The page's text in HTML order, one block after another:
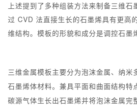
上述提到了多种组装方法来制备三维
过 CVD 法直接生长的石墨烯具有更高
维结构。模板的形貌和成分是调控石墨
三维金属模板主要分为泡沫金属、纳
石墨烯体材料。兼具平面和曲面结构
碳源气体生长出石墨烯并将泡沫金属